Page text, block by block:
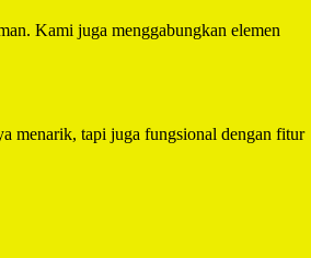
Kami juga menggabungkan elemen
menarik, tapi juga fungsional dengan fitur